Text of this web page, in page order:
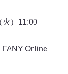
火）11:00
FANY Online